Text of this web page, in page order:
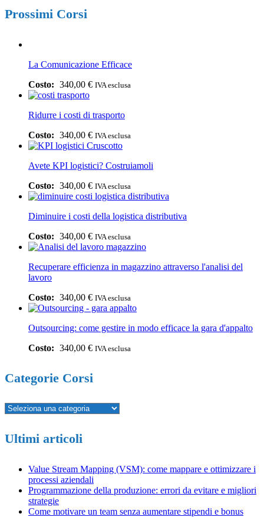
Prossimi Corsi
La Comunicazione Efficace
340,00 € IVA esclusa
Ridurre i costi di trasporto
340,00 € IVA esclusa
Avete KPI logistici? Costruiamoli
340,00 € IVA esclusa
Diminuire i costi della logistica distributiva
340,00 € IVA esclusa
Recuperare efficienza in magazzino attraverso l'analisi del
lavoro
340,00 € IVA esclusa
Outsourcing: come gestire in modo efficace la gara d'appalto
340,00 € IVA esclusa
Categorie Corsi
Ultimi articoli
Value Stream Mapping (VSM): come mappare e ottimizzare i
processi aziendali
Programmazione della produzione: errori da evitare e migliori
strategie
Come motivare un team senza aumentare stipendi e bonus